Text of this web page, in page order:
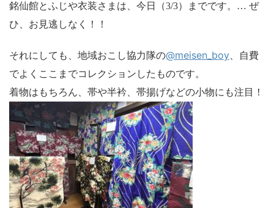
銘仙館とふじや衣装さまは、今日（3/3）までです。… ぜ
ひ、お見逃しなく！！
それにしても、地域おこし協力隊の@meisen_boy 、自費
でよくここまでコレクションしたものです。
着物はもちろん、帯や半衿、帯揚げなどの小物にも注目！